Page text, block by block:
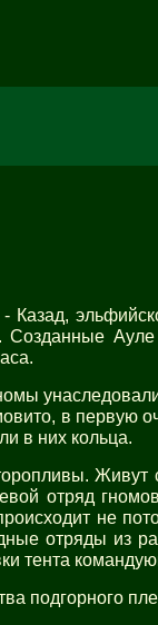
Казад,
Созданные
в первую
в них кольца.
Живут
отряд
не
отряды из
тента
подгорного